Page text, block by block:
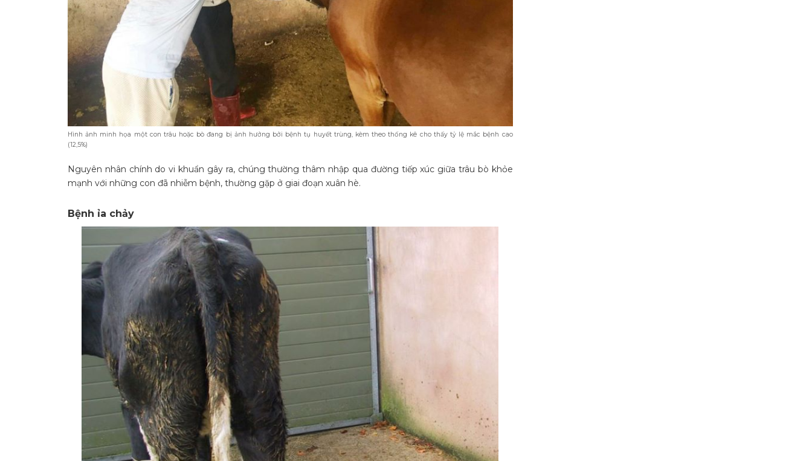
Hình ảnh minh họa một con trâu hoặc bò đang bị ảnh hưởng bởi bệnh tụ huyết trùng, kèm theo thống kê cho thấy tỷ lệ mắc bệnh cao
(12,5%)
Nguyên nhân chính do vi khuẩn gây ra, chúng thường thâm nhập qua đường tiếp xúc giữa trâu bò khỏe
mạnh với những con đã nhiễm bệnh, thường gặp ở giai đoạn xuân hè.
Bệnh ỉa chảy